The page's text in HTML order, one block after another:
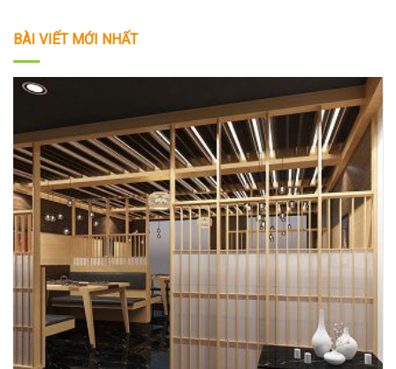
BÀI VIẾT MỚI NHẤT